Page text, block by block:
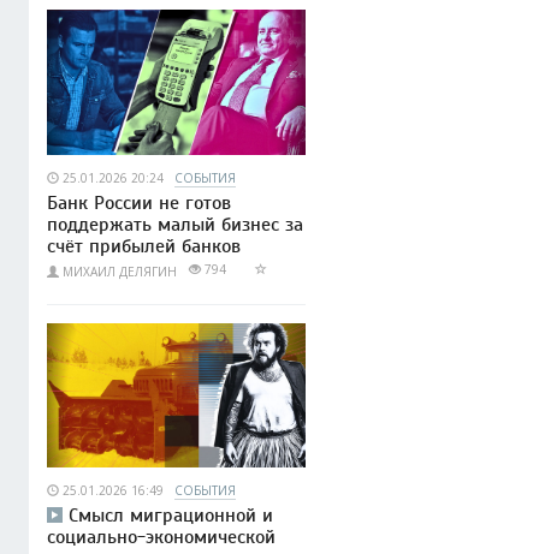
25.01.2026 20:24 СОБЫТИЯ
Банк России не готов
поддержать малый бизнес за
счёт прибылей банков
МИХАИЛ ДЕЛЯГИН 794
25.01.2026 16:49 СОБЫТИЯ
Смысл миграционной и
социально-экономической